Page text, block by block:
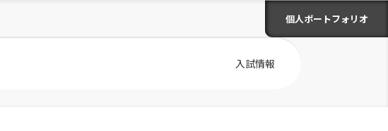
個人ポートフォリオ
入試情報